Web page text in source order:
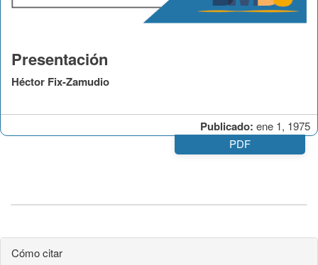
Publicado: ene 1, 1975
Presentación
Héctor Fix-Zamudio
PDF
Cómo citar